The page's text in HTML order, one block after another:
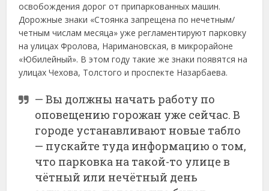
освобождения дорог от припаркованных машин.
Дорожные знаки «Стоянка запрещена по нечетным/
четным числам месяца» уже регламентируют парковку
на улицах Фролова, Наримановская, в микрорайоне
«Юбилейный». В этом году такие же знаки появятся на
улицах Чехова, Толстого и проспекте Назарбаева.
— Вы должны начать работу по
оповещению горожан уже сейчас. В
городе устанавливают новые табло
— пускайте туда информацию о том,
что парковка на такой-то улице в
чётный или нечётный день